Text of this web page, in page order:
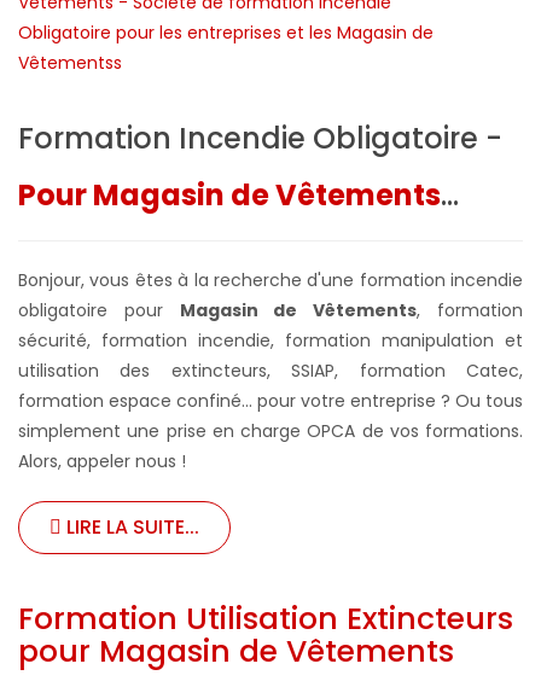
Formation Incendie Obligatoire -
Pour Magasin de Vêtements...
Bonjour, vous êtes à la recherche d'une formation incendie
obligatoire pour Magasin de Vêtements, formation
sécurité, formation incendie, formation manipulation et
utilisation des extincteurs, SSIAP, formation Catec,
formation espace confiné... pour votre entreprise ? Ou tous
simplement une prise en charge OPCA de vos formations.
Alors, appeler nous !
LIRE LA SUITE...
Formation Utilisation Extincteurs
pour Magasin de Vêtements